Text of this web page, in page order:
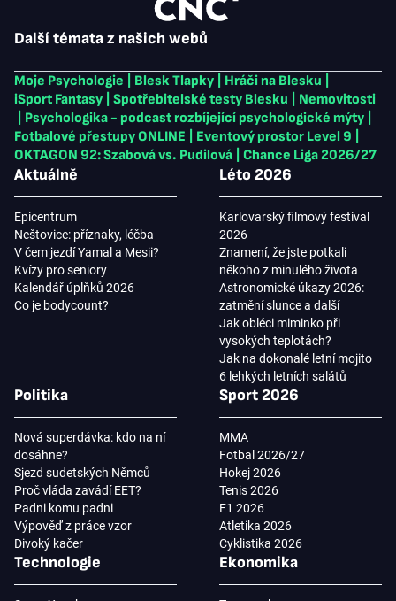
Další témata z našich webů
Moje Psychologie Blesk Tlapky Hráči na Blesku
iSport Fantasy
Spotřebitelské testy Blesku
Nemovitosti
Psychologika - podcast rozbíjející psychologické mýty
Fotbalové přestupy ONLINE
Eventový prostor Level 9
OKTAGON 92: Szabová vs. Pudilová
Chance Liga 2026/27
Aktuálně
Epicentrum
Neštovice: příznaky, léčba
V čem jezdí Yamal a Mesii?
Kvízy pro seniory
Kalendář úplňků 2026
Co je bodycount?
Léto 2026
Karlovarský filmový festival
2026
Znamení, že jste potkali
někoho z minulého života
Astronomické úkazy 2026:
zatmění slunce a další
Jak obléci miminko při
vysokých teplotách?
Jak na dokonalé letní mojito
6 lehkých letních salátů
Politika
Nová superdávka: kdo na ní
dosáhne?
Sjezd sudetských Němců
Proč vláda zavádí EET?
Padni komu padni
Výpověď z práce vzor
Divoký kačer
Sport 2026
MMA
Fotbal 2026/27
Hokej 2026
Tenis 2026
F1 2026
Atletika 2026
Cyklistika 2026
Technologie Ekonomika